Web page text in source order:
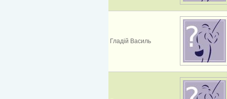
Гладій Василь